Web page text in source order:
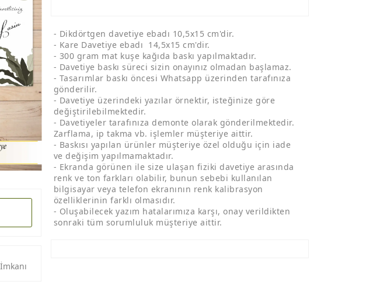
- Dikdörtgen davetiye ebadı 10,5x15 cm'dir.
- Kare Davetiye ebadı 14,5x15 cm'dir.
- 300 gram mat kuşe kağıda baskı yapılmaktadır.
- Davetiye baskı süreci sizin onayınız olmadan başlamaz.
- Tasarımlar baskı öncesi Whatsapp üzerinden tarafınıza
gönderilir.
- Davetiye üzerindeki yazılar örnektir, isteğinize göre
değiştirilebilmektedir.
- Davetiyeler tarafınıza demonte olarak gönderilmektedir.
Zarflama, ip takma vb. işlemler müşteriye aittir.
- Baskısı yapılan ürünler müşteriye özel olduğu için iade
ve değişim yapılmamaktadır.
- Ekranda görünen ile size ulaşan fiziki davetiye arasında
renk ve ton farkları olabilir, bunun sebebi kullanılan
bilgisayar veya telefon ekranının renk kalibrasyon
özelliklerinin farklı olmasıdır.
- Oluşabilecek yazım hatalarımıza karşı, onay verildikten
sonraki tüm sorumluluk müşteriye aittir.